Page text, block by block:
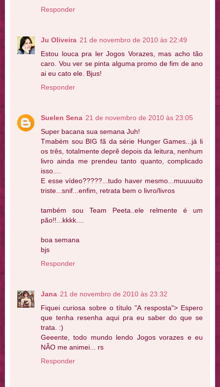
Responder
Ju Oliveira 21 de novembro de 2010 às 22:49
Estou louca pra ler Jogos Vorazes, mas acho tão
caro. Vou ver se pinta alguma promo de fim de ano
ai eu cato ele. Bjus!
Responder
Suelen Sena 21 de novembro de 2010 às 23:05
Super bacana sua semana Juh!
Tmabém sou BIG fã da série Hunger Games...já li
os três, totalmente deprê depois da leitura, nenhum
livro ainda me prendeu tanto quanto, complicado
isso....
E esse vídeo?????...tudo haver mesmo...muuuuito
triste...snif...enfim, retrata bem o livro/livros
também sou Team Peeta..ele relmente é um
pão!!...kkkk....
boa semana
bjs
Responder
Jana 21 de novembro de 2010 às 23:32
Fiquei curiosa sobre o título "A resposta"> Espero
que tenha resenha aqui pra eu saber do que se
trata. :)
Geeente, todo mundo lendo Jogos vorazes e eu
NÃO me animei... rs
Responder